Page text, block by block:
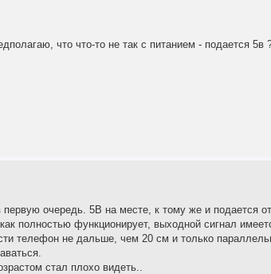
что что-то не так с питанием - подается 5в
очередь. 5В на месте, к тому же и подается
полностью функционирует, выходной сигнал
телефон не дальше, чем 20 см и только
стал плохо видеть..